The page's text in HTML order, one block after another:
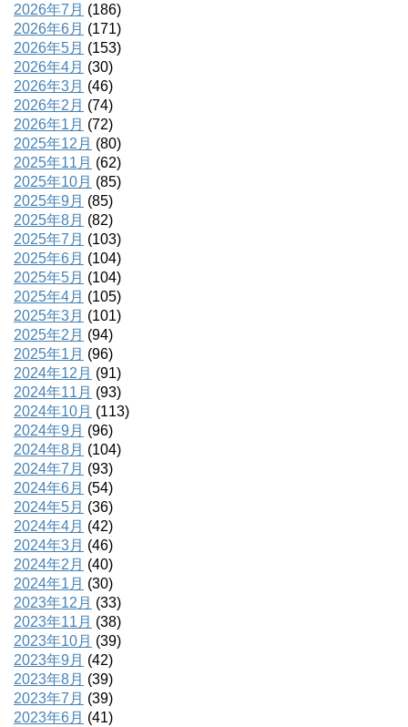
2026年7月 (186)
2026年6月 (171)
2026年5月 (153)
2026年4月 (30)
2026年3月 (46)
2026年2月 (74)
2026年1月 (72)
2025年12月 (80)
2025年11月 (62)
2025年10月 (85)
2025年9月 (85)
2025年8月 (82)
2025年7月 (103)
2025年6月 (104)
2025年5月 (104)
2025年4月 (105)
2025年3月 (101)
2025年2月 (94)
2025年1月 (96)
2024年12月 (91)
2024年11月 (93)
2024年10月 (113)
2024年9月 (96)
2024年8月 (104)
2024年7月 (93)
2024年6月 (54)
2024年5月 (36)
2024年4月 (42)
2024年3月 (46)
2024年2月 (40)
2024年1月 (30)
2023年12月 (33)
2023年11月 (38)
2023年10月 (39)
2023年9月 (42)
2023年8月 (39)
2023年7月 (39)
2023年6月 (41)